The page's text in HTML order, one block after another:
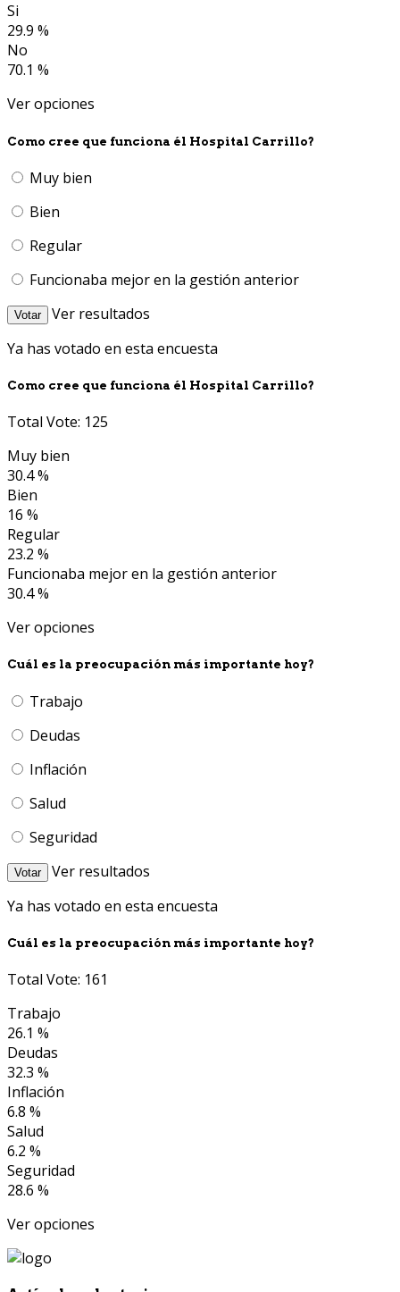
Si
29.9 %
No
70.1 %
Ver opciones
Como cree que funciona él Hospital Carrillo?
Muy bien
Bien
Regular
Funcionaba mejor en la gestión anterior
Votar
Ver resultados
Ya has votado en esta encuesta
Como cree que funciona él Hospital Carrillo?
Total Vote: 125
Muy bien
30.4 %
Bien
16 %
Regular
23.2 %
Funcionaba mejor en la gestión anterior
30.4 %
Ver opciones
Cuál es la preocupación más importante hoy?
Trabajo
Deudas
Inflación
Salud
Seguridad
Votar
Ver resultados
Ya has votado en esta encuesta
Cuál es la preocupación más importante hoy?
Total Vote: 161
Trabajo
26.1 %
Deudas
32.3 %
Inflación
6.8 %
Salud
6.2 %
Seguridad
28.6 %
Ver opciones